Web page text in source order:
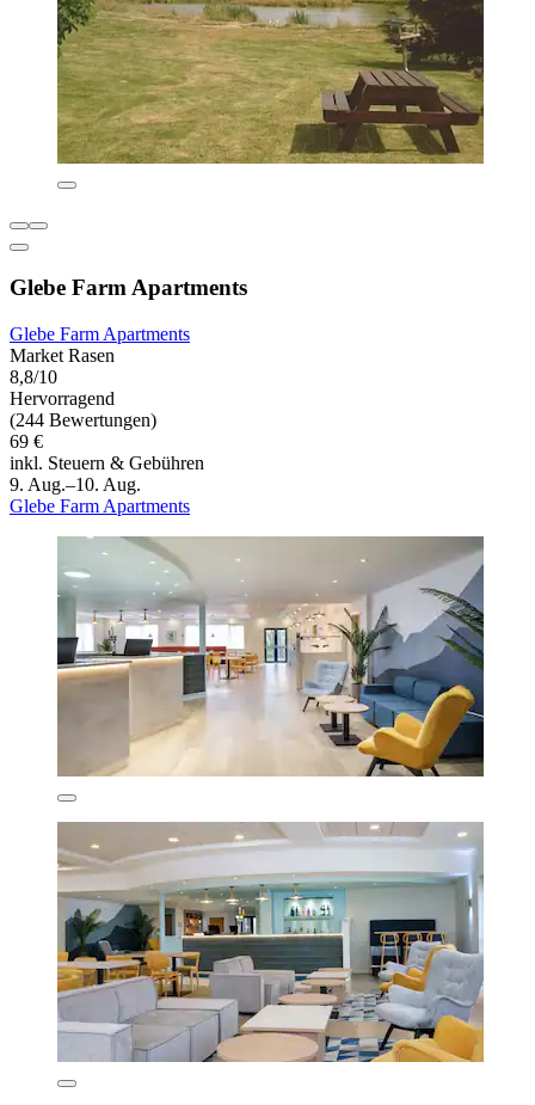
Glebe Farm Apartments
Glebe Farm Apartments
Market Rasen
8,8/10
Hervorragend
(244 Bewertungen)
69 €
inkl. Steuern & Gebühren
9. Aug.–10. Aug.
Glebe Farm Apartments